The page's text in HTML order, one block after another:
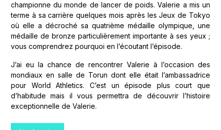
championne du monde de lancer de poids. Valerie a mis un
terme à sa carrière quelques mois après les Jeux de Tokyo
où elle a décroché sa quatrième médaille olympique, une
médaille de bronze particulièrement importante à ses yeux ;
vous comprendrez pourquoi en l’écoutant l’épisode.
J’ai eu la chance de rencontrer Valerie à l’occasion des
mondiaux en salle de Torun dont elle était l’ambassadrice
pour World Athletics. C’est un épisode plus court que
d’habitude mais il vous permettra de découvrir l’histoire
exceptionnelle de Valerie.